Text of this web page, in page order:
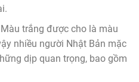
Màu trắng được cho là màu
nhiều người Nhật Bản mặc
dịp quan trọng, bao gồm